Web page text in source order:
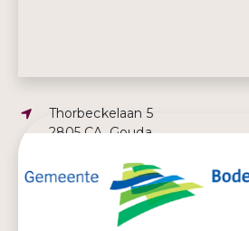
Adres:
Thorbeckelaan 5
2805 CA, Gouda
E-mailadres:
info@ggdhm.nl
Telefoonnummer:
088 – 308 32 00